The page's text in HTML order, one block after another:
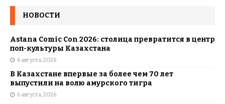
НОВОСТИ
Astana Comic Con 2026: столица превратится в центр
поп-культуры Казахстана
6 августа, 2026
В Казахстане впервые за более чем 70 лет
выпустили на волю амурского тигра
6 августа, 2026